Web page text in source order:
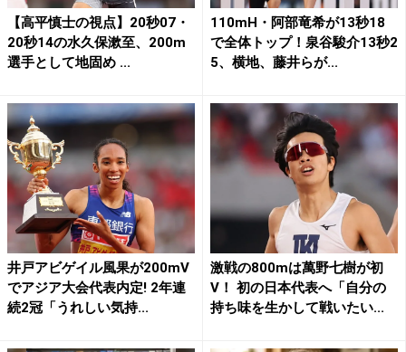
【高平慎士の視点】20秒07・
20秒14の水久保漱至、200m
選手として地固め ...
110mH・阿部竜希が13秒18
で全体トップ！泉谷駿介13秒2
5、横地、藤井らが...
井戸アビゲイル風果が200mV
でアジア大会代表内定! 2年連
続2冠「うれしい気持...
激戦の800mは萬野七樹が初
V！ 初の日本代表へ「自分の
持ち味を生かして戦いたい...